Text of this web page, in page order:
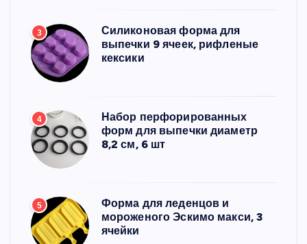
3
Силиконовая форма для
выпечки 9 ячеек, рифленые
кексики
4
Набор перфорированных
форм для выпечки диаметр
8,2 см, 6 шт
5
Форма для леденцов и
мороженого Эскимо макси, 3
ячейки